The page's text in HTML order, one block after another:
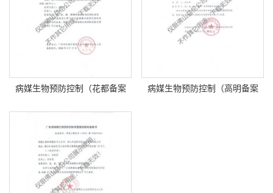
病媒生物预防控制（花都备案
书）
病媒生物预防控制（高明备案